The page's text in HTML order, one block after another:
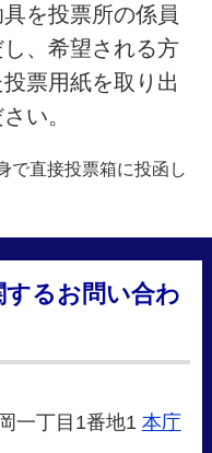
を投票所の係員
、希望される方
票用紙を取り出
い。
で直接投票箱に投函し
るお問い合わ
一丁目1番地1 本庁